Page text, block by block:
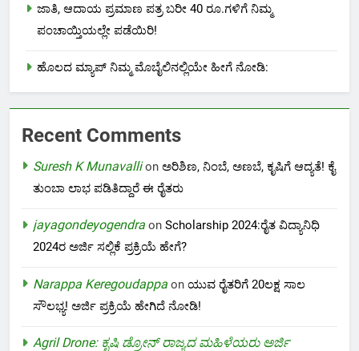
ಜಾತಿ, ಆದಾಯ ಪ್ರಮಾಣ ಪತ್ರ ಬರೀ 40 ರೂ.ಗಳಿಗೆ ನಿಮ್ಮ
ಪಂಚಾಯ್ತಿಯಲ್ಲೇ ಪಡೆಯಿರಿ!
ಹೊಲದ ಮ್ಯಾಪ್ ನಿಮ್ಮ ಮೊಬೈಲಿನಲ್ಲಿಯೇ ಹೀಗೆ ನೋಡಿ:
Recent Comments
Suresh K Munavallion ಅರಿಶಿಣ, ನಿಂಬೆ, ಅಣಬೆ, ಕೃಷಿಗೆ ಆದ್ಯತೆ! ಕೈ
ತುಂಬಾ ಲಾಭ ಪಡಿತಿದ್ದಾರೆ ಈ ರೈತರು
jayagondeyogendra on Scholarship 2024:ರೈತ ವಿದ್ಯಾನಿಧಿ
2024ರ ಅರ್ಜಿ ಸಲ್ಲಿಕೆ ಪ್ರಕ್ರಿಯೆ ಹೇಗೆ?
Narappa Keregoudappa on ಯುವ ರೈತರಿಗೆ 20ಲಕ್ಷ ಸಾಲ
ಸೌಲಭ್ಯ! ಅರ್ಜಿ ಪ್ರಕ್ರಿಯೆ ಹೇಗಿದೆ ನೋಡಿ!
Agril Drone: ಕೃಷಿ ಡ್ರೋನ್ ರಾಜ್ಯದ ಮಹಿಳೆಯರು ಅರ್ಜಿ